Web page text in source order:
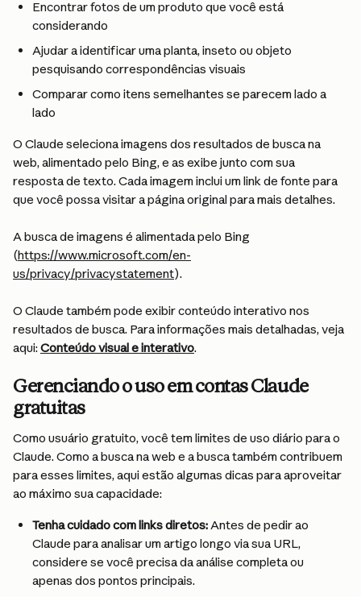
Encontrar fotos de um produto que você está
considerando
Ajudar a identificar uma planta, inseto ou objeto
pesquisando correspondências visuais
Comparar como itens semelhantes se parecem lado a
lado
O Claude seleciona imagens dos resultados de busca na
web, alimentado pelo Bing, e as exibe junto com sua
resposta de texto. Cada imagem inclui um link de fonte para
que você possa visitar a página original para mais detalhes.
A busca de imagens é alimentada pelo Bing
(https://www.microsoft.com/en-
us/privacy/privacystatement).
O Claude também pode exibir conteúdo interativo nos
resultados de busca. Para informações mais detalhadas, veja
aqui: Conteúdo visual e interativo.
Gerenciando o uso em contas Claude
gratuitas
Como usuário gratuito, você tem limites de uso diário para o
Claude. Como a busca na web e a busca também contribuem
para esses limites, aqui estão algumas dicas para aproveitar
ao máximo sua capacidade:
Tenha cuidado com links diretos: Antes de pedir ao
Claude para analisar um artigo longo via sua URL,
considere se você precisa da análise completa ou
apenas dos pontos principais.